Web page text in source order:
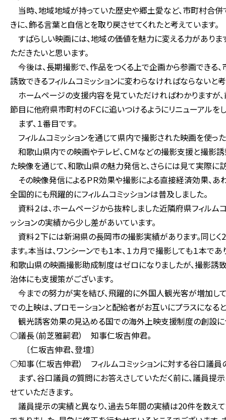
当時、地域地域が持っていた歴史や郷土愛など、市町村合
きに、飾る言葉と自信とを取り戻させてくれたと考えています。
すばらしい映画には、地域の価値を魅力に変える力があり
ただきたいと思います。
今後は、長期撮影で、作品をつくる上で企画から参画できる
誘致できるフィルムコミッションに変わらなければならないと考
ホームページの支援内容を見ていただければわかりますが
節目に他府県市町村のＦＣに追いつけるようにリニューアルを
まず、１番目です。
フィルムコミッションを通じて県内で撮影された映画を使っ
和歌山県内での映画やテレビ、ＣＭなどの撮影支援と撮影誘
た映像を通じて、和歌山県の魅力発信と、さらには見て実際に
その映像発信によるＰＲ効果や撮影による直接経済効果、
全国的にも飛躍的にフィルムコミッションは普及しました。
資料２は、ホームページから抜粋しました近隣府県フィルム
ッションの実績から少し差があいています。
資料２下には新潟県の長岡市の撮影実績があります。同じ
ます。本当は、ワンシーンでも１本、１カ月で撮影しても１本
和歌山県の映画撮影助成制度はゼロになりましたが、撮影誘
治体にも支援策がございます。
今までの努力が実を結び、飛躍的に外国人観光客が増加し
での上映は、プロモーションと配給者がお互いにプラスになると
観光誘客効果の見込める国での海外上映支援制度の創設に
○議長（前芝雅嗣君） 知事仁坂吉伸君。
〔仁坂吉伸君、登壇〕
○知事（仁坂吉伸君） フィルムコミッションに対する谷口議員
まず、谷口議員の質問にお答えさしていただく前に、議員提
せていただきます。
議員提示の実績と異なり、過去５年間の実績は20件を数え